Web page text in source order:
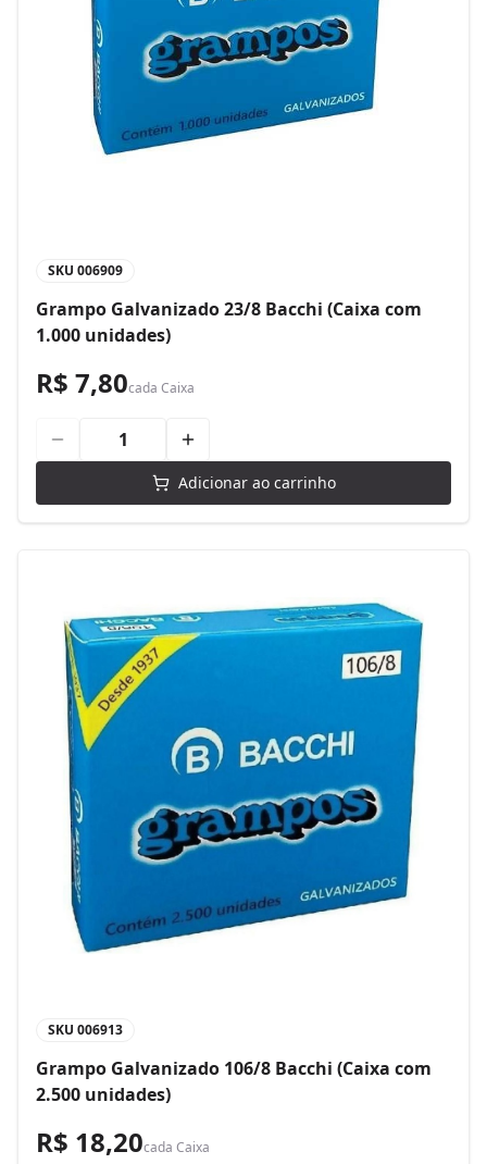
SKU 006909
Grampo Galvanizado 23/8 Bacchi (Caixa com
1.000 unidades)
R$ 7,80cada Caixa
Adicionar ao carrinho
SKU 006913
Grampo Galvanizado 106/8 Bacchi (Caixa com
2.500 unidades)
R$ 18,20cada Caixa